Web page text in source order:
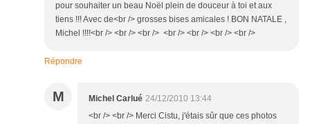
pour souhaiter un beau Noël plein de douceur à toi et aux
tiens !!! Avec de<br /> grosses bises amicales ! BON NATALE ,
Michel !!!!<br /> <br /> <br /> <br /> <br /> <br /> <br />
Répondre
M Michel Carlué 24/12/2010 13:44
<br /> <br /> Merci Cistu, j'étais sûr que ces photos